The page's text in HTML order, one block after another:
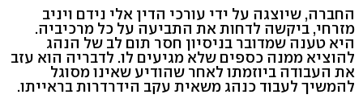
החברה, שיוצגה על ידי עורכי הדין אלי נידם ויניב
מזרחי, ביקשה לדחות את התביעה על כל מרכיביה.
היא טענה שמדובר בניסיון חסר תום לב של הנהג
להוציא ממנה כספים שלא מגיעים לו. לדבריה הוא עזב
את העבודה ביוזמתו לאחר שהודיע שאינו מסוגל
להמשיך לעבוד כנהג משאית עקב הידרדרות בראייתו.